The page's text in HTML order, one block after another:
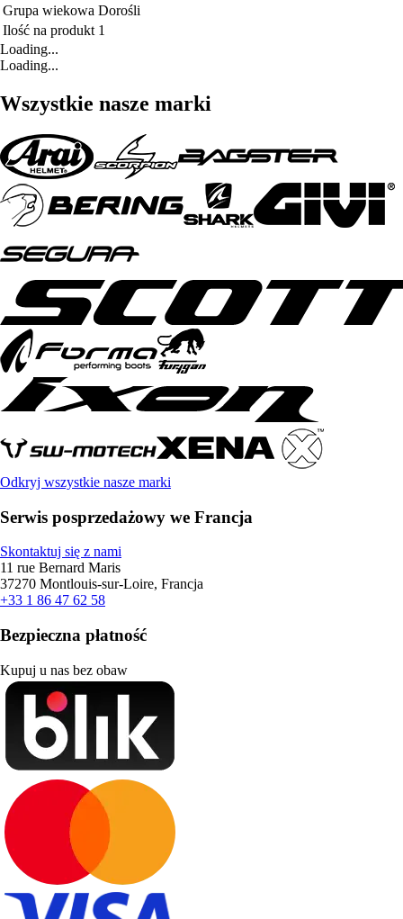
Grupa wiekowa Dorośli
Ilość na produkt 1
Loading...
Loading...
Wszystkie nasze marki
Odkryj wszystkie nasze marki
Serwis posprzedażowy we Francja
Skontaktuj się z nami
11 rue Bernard Maris
37270 Montlouis-sur-Loire, Francja
+33 1 86 47 62 58
Bezpieczna płatność
Kupuj u nas bez obaw